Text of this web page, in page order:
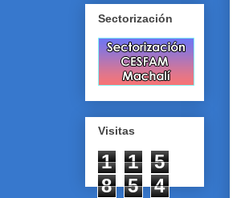
Sectorización
Visitas
1 1
5
8
5
4